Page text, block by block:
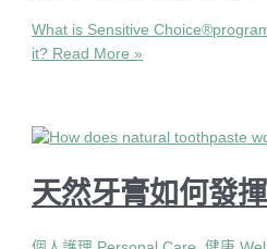
What is Sensitive
it? Read More »
天然牙膏如何發